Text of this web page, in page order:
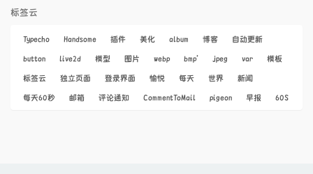
标签云
Typecho Handsome 插件 美化 album 博客 自动更新
button live2d 模型 图片 webp bmp' jpeg var 模板
标签云 独立页面 登录界面 愉悦 每天 世界 新闻
每天60秒 邮箱 评论通知 CommentToMail pigeon 早报 60S